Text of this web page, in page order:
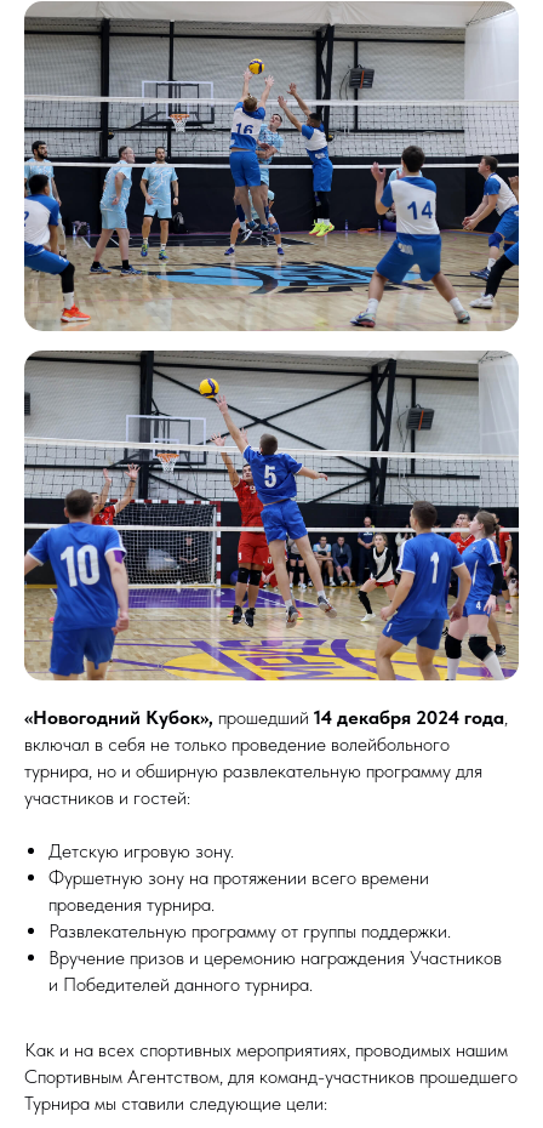
«Новогодний Кубок», прошедший 14 декабря 2024 года
включал в себя не только проведение волейбольного
турнира, но и обширную развлекательную программу для
участников и гостей:
Детскую игровую зону.
Фуршетную зону на протяжении всего времени
проведения турнира.
Развлекательную программу от группы поддержки.
Вручение призов и церемонию награждения Участников
и Победителей данного турнира.
Как и на всех спортивных мероприятиях, проводимых нашим
Спортивным Агентством, для команд-участников прошедшего
Турнира мы ставили следующие цели: